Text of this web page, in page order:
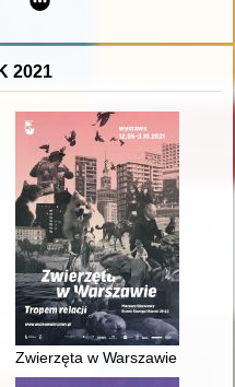
z Białej Rawskiej i okolic w
2021
Zwierzęta w Warszawie :